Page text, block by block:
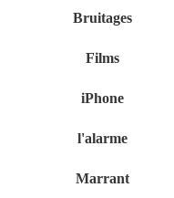
Bruitages
Films
iPhone
l'alarme
Marrant